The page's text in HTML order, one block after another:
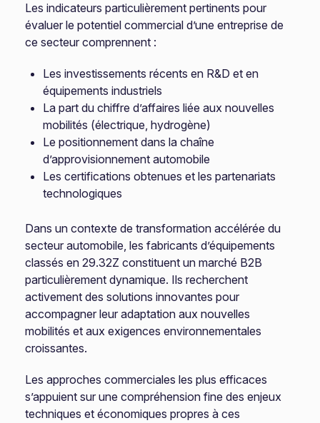
Les indicateurs particulièrement pertinents pour
évaluer le potentiel commercial d’une entreprise de
ce secteur comprennent :
Les investissements récents en R&D et en
équipements industriels
La part du chiffre d’affaires liée aux nouvelles
mobilités (électrique, hydrogène)
Le positionnement dans la chaîne
d’approvisionnement automobile
Les certifications obtenues et les partenariats
technologiques
Dans un contexte de transformation accélérée du
secteur automobile, les fabricants d’équipements
classés en 29.32Z constituent un marché B2B
particulièrement dynamique. Ils recherchent
activement des solutions innovantes pour
accompagner leur adaptation aux nouvelles
mobilités et aux exigences environnementales
croissantes.
Les approches commerciales les plus efficaces
s’appuient sur une compréhension fine des enjeux
techniques et économiques propres à ces